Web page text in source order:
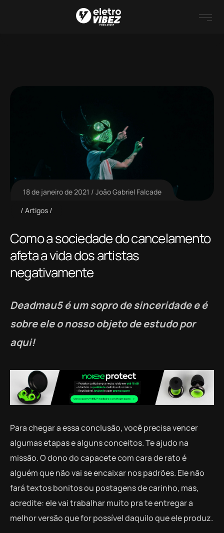
18 de janeiro de 2021
João Gabriel Falcade
Artigos
Como a sociedade do cancelamento
afeta a vida dos artistas
negativamente
Deadmau5 é um sopro de sinceridade e é
sobre ele o nosso objeto de estudo por
aqui!
Para chegar a essa conclusão, você precisa vencer
algumas etapas e alguns conceitos. Te ajudo na
missão. O dono do capacete com cara de rato é
alguém que não vai se encaixar nos padrões. Ele não
fará textos bonitos ou postagens de carinho, mas,
acredite: ele vai trabalhar muito pra te entregar a
melhor versão que for possível daquilo que ele produz.